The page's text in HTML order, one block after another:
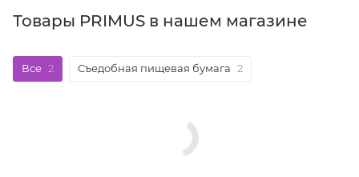
Товары PRIMUS в нашем магазине
Все 2 Съедобная пищевая бумага 2